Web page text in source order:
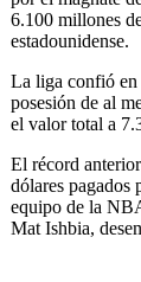
6.100 millones
estadounidense.
La liga confió en
posesión de al
el valor total a
El récord
dólares pagados
equipo de la
Mat Ishbia,